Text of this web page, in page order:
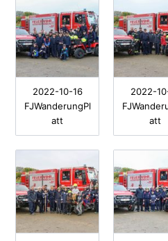
2022-10-16
FJWanderungPl
att
2022-
att